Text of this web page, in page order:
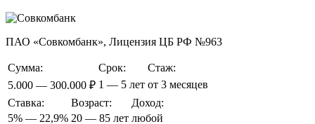
ПАО «Совкомбанк», Лицензия ЦБ РФ №963
Сумма: Срок:
Стаж:
5.000 — 300.000 ₽ 1 — 5 лет от 3 месяцев
Ставка:
Возраст:
Доход:
5% — 22,9% 20 — 85 лет любой